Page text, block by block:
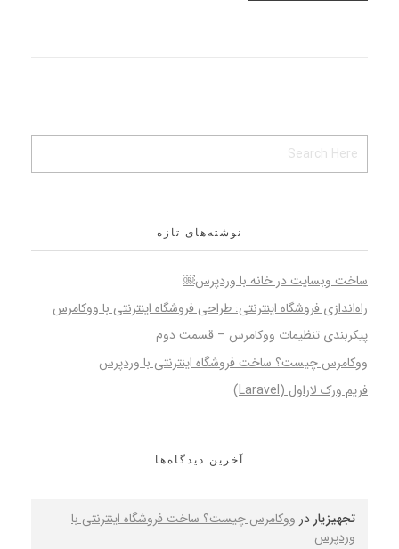
نوشته‌های تازه
ساخت وبسایت در خانه با وردپرس￼
راه‌اندازی فروشگاه اینترنتی: طراحی فروشگاه اینترنتی با ووکامرس
پیکربندی تنظیمات ووکامرس – قسمت دوم
ووکامرس چیست؟ ساخت فروشگاه اینترنتی با وردپرس
فریم ورک لاراول (Laravel)
آخرین دیدگاه‌ها
تجهیزیار در ووکامرس چیست؟ ساخت فروشگاه اینترنتی با
وردپرس